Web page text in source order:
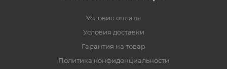
Условия оплаты
Условия доставки
Гарантия на товар
Политика конфиденциальности